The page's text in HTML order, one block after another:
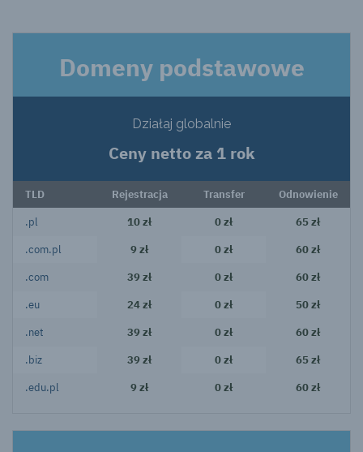
Domeny podstawowe
Działaj globalnie
Ceny netto za 1 rok
TLD Rejestracja Transfer Odnowienie
.pl 10 zł 0 zł 65 zł
.com.pl 9 zł 0 zł 60 zł
.com 39 zł 0 zł 60 zł
.eu 24 zł 0 zł 50 zł
.net 39 zł 0 zł 60 zł
.biz 39 zł 0 zł 65 zł
.edu.pl 9 zł 0 zł 60 zł